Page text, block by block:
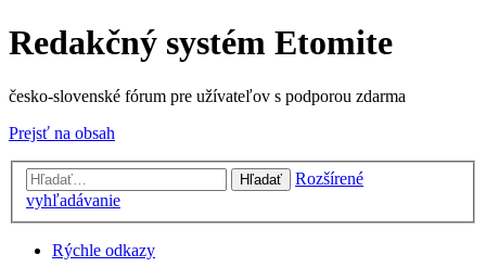
Redakčný systém Etomite
česko-slovenské fórum pre užívateľov s podporou zdarma
Prejsť na obsah
Hľadať
Rozšírené
vyhľadávanie
Rýchle odkazy